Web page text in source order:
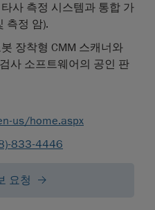
사 측정 시스템과 통합 가
측정 암).
장착형 CMM 스캐너와
사 소프트웨어의 공인 판
us/home.aspx
833-4446
요청